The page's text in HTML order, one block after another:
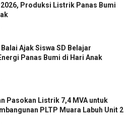
Produksi Listrik Panas Bumi
Balai Ajak Siswa SD Belajar
Panas Bumi di Hari Anak
Pasokan Listrik 7,4 MVA untuk
PLTP Muara Labuh Unit 2